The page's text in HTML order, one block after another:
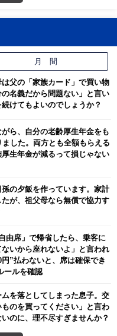
月 間
父の「家族カード」で買い物
名義だから問題ない」と言い
けてもよいのでしょうか？
ら、自分の老齢厚生年金をも
した。両方とも全額もらえる
生年金が減るって損じゃない
の夕飯を作っています。家計
が、祖父母なら無償で協力す
由席」で帰省したら、乗客に
ないから座れないよ」と言われ
”払わないと、席は確保でき
ールを確認
を落としてしまった息子。交
のを買ってください」と言わ
のに、理不尽すぎませんか？